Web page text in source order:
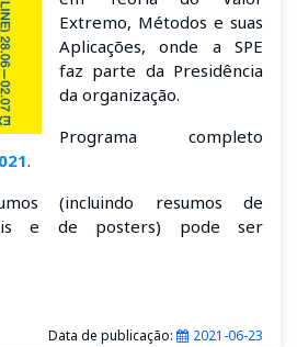
Extremo, Métodos e suas
Aplicações, onde a SPE
faz parte da Presidência
da organização.
Programa completo
.
(incluindo resumos de
e de posters) pode ser
Data de publicação: 2021-06-23